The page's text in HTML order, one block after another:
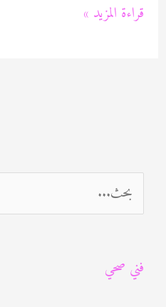
عشب
قراءة المزيد »
ل
ح
فني صحي